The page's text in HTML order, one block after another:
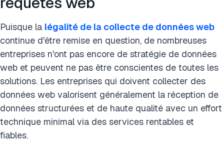
Puisque la légalité de la collecte de données web
continue d'être remise en question, de nombreuses
entreprises n'ont pas encore de stratégie de données
web et peuvent ne pas être conscientes de toutes les
solutions. Les entreprises qui doivent collecter des
données web valorisent généralement la réception de
données structurées et de haute qualité avec un effort
technique minimal via des services rentables et
fiables.